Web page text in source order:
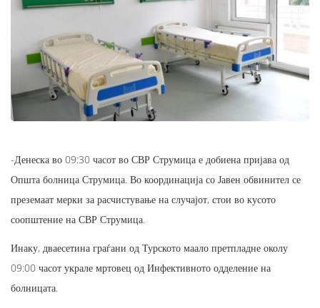
-Денеска во 09:30 часот во СВР Струмица е добиена пријава од
Општа болница Струмица. Во координација со Јавен обвинител се
преземаат мерки за расчистување на случајот, стои во кусото
соопштение на СВР Струмица.
Инаку, дваесетина граѓани од Турското маало претпладне околу
09:00 часот украле мртовец од Инфективното одделение на
болницата.